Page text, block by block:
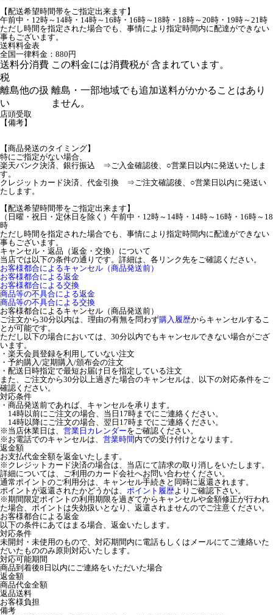
【配送希望時間帯をご指定出来ます】
午前中・12時～14時・14時～16時・16時～18時・18時～20時・19時～21時
ただし時間を指定された場合でも、事情により指定時間内に配達ができない
事もございます。
送料料金表
全国一律料金：880円
送料分消費
税
この料金には消費税が 含まれています。
離島他の扱
い
離島・一部地域でも追加送料がかかることはあり
ません。
店頭受取
【備考】
【商品発送のタイミング】
特にご指定がない場合、
楽天バンク決済、銀行振込 ⇒ご入金確認後、○営業日以内に発送いたしま
す。
クレジットカード決済、代金引換 ⇒ご注文確認後、○営業日以内に発送い
たします。
【配送希望時間帯をご指定出来ます】
（日曜・祝日・定休日を除く）午前中・12時～14時・14時～16時・16時～18
時
ただし時間を指定された場合でも、事情により指定時間内に配達ができない
事もございます。
キャンセル・返品（返金・交換）について
当店では以下の条件の通りです。詳細は、各リンク先をご確認ください。
お客様都合によるキャンセル（商品発送前）
お客様都合による返金
お客様都合による交換
商品等の不具合による返金
商品等の不具合による交換
お客様都合によるキャンセル（商品発送前）
ご注文から30分以内は、理由の有無を問わず購入履歴からキャンセルするこ
とが可能です。
ただし以下の場合においては、30分以内でもキャンセルできない場合がござ
います。
・楽天会員登録を利用していない注文
・予約購入/定期購入/頒布会の注文
・配送日時指定で最短お届け日を指定している注文
また、ご注文から30分以上過ぎた場合のキャンセルは、以下の対応条件をご
確認ください。
対応条件
・商品発送前であれば、キャンセルを承ります。
14時以前にご注文の場合、当日17時までにご連絡ください。
14時以降にご注文の場合、翌日17時までにご連絡ください。
※当店休業日は、 営業日カレンダーをご確認ください。
※お電話でのキャンセルは、 営業時間 内での受け付けとなります。
返金額
お支払代金全額を返金いたします。
※クレジットカード決済の場合は、当店にて請求の取り消しをいたします。
詳細については、ご利用のカード会社へお問い合わせください。
通常ポイントのご利用分は、キャンセル手続きと同時に返還されます。
ポイントが返還されたかどうかは、 ポイント履歴よりご確認下さい。
※期間限定ポイントの利用期限を過ぎてからキャンセルや金額修正が行われ
た場合、ポイントは失効扱いとなり、返還されませんのでご注意ください。
お客様都合による返金
以下の条件にあてはまる場合、返金いたします。
対応条件
未開封・未使用のもので、対応期間内に電話もしくはメールにてご連絡いた
だいたもののみ原則対応いたします。
対応可能期間
商品到着後8日以内にご連絡をいただいた場合
返金額
商品代金全額
返品送料
お客様負担
備考